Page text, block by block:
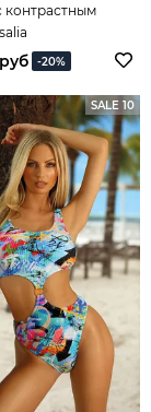
контрастным
-20%
SALE 10